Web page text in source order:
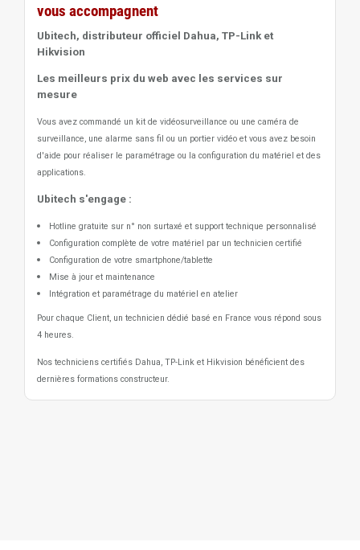
vous accompagnent
Ubitech, distributeur officiel Dahua, TP-Link et
Hikvision
Les meilleurs prix du web avec les services sur
mesure
Vous avez commandé un kit de vidéosurveillance ou une caméra de
surveillance, une alarme sans fil ou un portier vidéo et vous avez besoin
d'aide pour réaliser le paramétrage ou la configuration du matériel et des
applications.
Ubitech s'engage :
Hotline gratuite sur n° non surtaxé et support technique personnalisé
Configuration complète de votre matériel par un technicien certifié
Configuration de votre smartphone/tablette
Mise à jour et maintenance
Intégration et paramétrage du matériel en atelier
Pour chaque Client, un technicien dédié basé en France vous répond sous
4 heures.
Nos techniciens certifiés Dahua, TP-Link et Hikvision bénéficient des
dernières formations constructeur.